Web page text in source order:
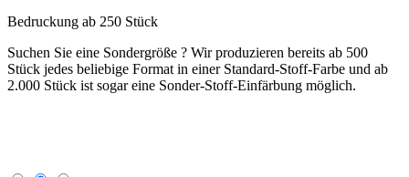
ist, finden Sie im Punkt "Druck". Nachdem Sie die
zum Pfeil rechts und wählen die Druckvariante aus, mit
zum Beispiel "1 seitig und 1 farbig". Geben Sie dem
Shopsystem etwas Zeit, dann wird Ihnen der